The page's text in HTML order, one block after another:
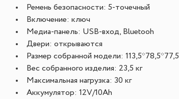
Ремень безопасности: 5-точечный
Включение: ключ
Медиа-панель: USB-вход, Bluetooh
Двери: открываются
Размер собранной модели: 113,5*78,5*77,5
Вес собранного изделия: 23,5 кг
Максимальная нагрузка: 30 кг
Аккумулятор: 12V/10Ah